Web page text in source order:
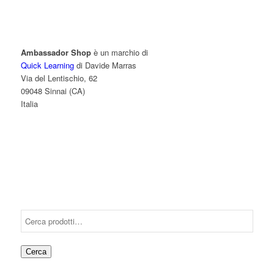
Ambassador Shopè un marchio di
Quick Learningdi Davide Marras
Via del Lentischio, 62
09048 Sinnai (CA)
Italia
Cerca